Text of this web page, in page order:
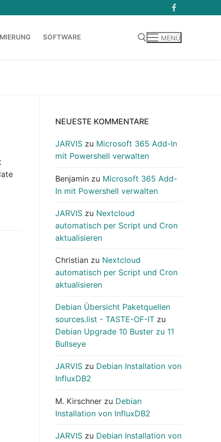
SOFTWARE MENÜ
NEUESTE KOMMENTARE
JARVIS zu Microsoft 365 Add-In
mit Powershell verwalten
Benjamin zu Microsoft 365 Add-
In mit Powershell verwalten
JARVIS zu Nextcloud
automatisch per Script und Cron
aktualisieren
Christian zu Nextcloud
automatisch per Script und Cron
aktualisieren
Debian Übersicht Paketquellen
sources.list - TASTE-OF-IT zu
Debian Upgrade 10 Buster zu 11
Bullseye
JARVIS zu Debian Installation von
InfluxDB2
M. Kirschner zu Debian
Installation von InfluxDB2
JARVIS zu Debian Installation von